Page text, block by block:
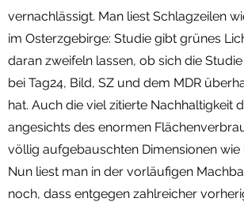
vernachlässigt. Man liest Schlagzeilen
im Osterzgebirge: Studie gibt grünes
daran zweifeln lassen, ob sich die
bei Tag24, Bild, SZ und dem MDR
hat. Auch die viel zitierte Nachhaltigkeit
angesichts des enormen
völlig aufgebauschten Dimensionen wie
Nun liest man in der vorläufigen
noch, dass entgegen zahlreicher